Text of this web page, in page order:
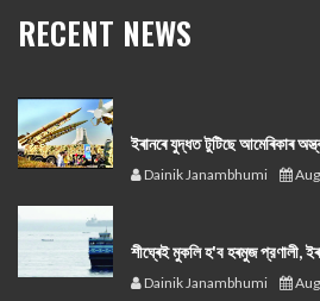
RECENT NEWS
ইৰানৰে যুদ্ধত টুটিছে আমেৰিকাৰ
Dainik Janambhumi
শীঘ্ৰেই মুকলি হ'ব হৰমুজ প্রণালী,
Dainik Janambhumi